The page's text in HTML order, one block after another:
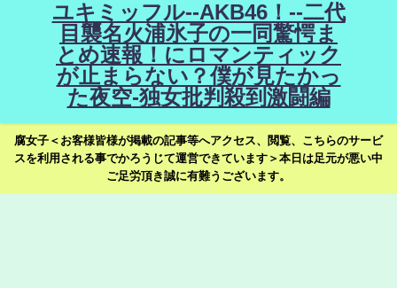
ユキミッフル--AKB46！--二代
目襲名火浦氷子の一同驚愕ま
とめ速報！にロマンティック
が止まらない？僕が見たかっ
た夜空-独女批判殺到激闘編
腐女子＜お客様皆様が掲載の記事等へアクセス、閲覧、こちらのサービ
スを利用される事でかろうじて運営できています＞本日は足元が悪い中
ご足労頂き誠に有難うございます。